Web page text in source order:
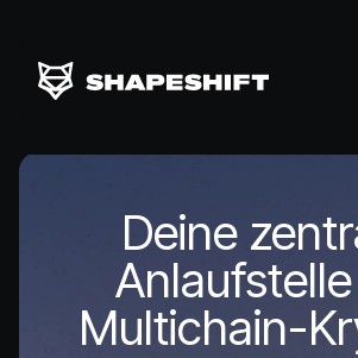
Deine
Multichain-